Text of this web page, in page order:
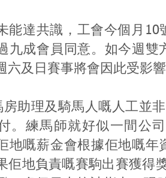
能達共識，工會今個月10
九成會員同意。如今週雙
六及日賽事將會因此受影響
房助理及騎馬人嘅人工並
。練馬師就好似一間公
地嘅薪金會根據佢地嘅
佢地負責嘅賽駒出賽獲得